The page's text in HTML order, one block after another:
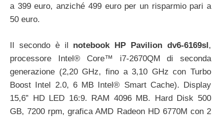
a 399 euro, anziché 499 euro per un risparmio pari a
50 euro.
Il secondo è il notebook HP Pavilion dv6-6169sl,
processore Intel® Core™ i7-2670QM di seconda
generazione (2,20 GHz, fino a 3,10 GHz con Turbo
Boost Intel 2.0, 6 MB Intel® Smart Cache). Display
15,6” HD LED 16:9. RAM 4096 MB. Hard Disk 500
GB, 7200 rpm, grafica AMD Radeon HD 6770M con 2